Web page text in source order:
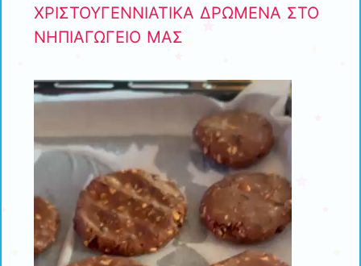
ΧΡΙΣΤΟΥΓΕΝΝΙΑΤΙΚΑ ΔΡΩΜΕΝΑ ΣΤΟ
ΝΗΠΙΑΓΩΓΕΙΟ ΜΑΣ
Αναπαραγωγής